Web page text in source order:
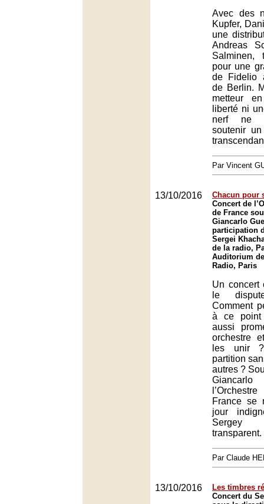
Avec des
Kupfer,
une
Andreas
Salminen,
pour une
de Fidelio
de Berlin.
metteur
liberté ni
nerf ne
soutenir
Par Vincent
13/10/2016
Chacun pour
Concert de
de France
Giancarlo
participation
Sergei
de la radio,
Auditorium
Radio, Paris
Un concert
le
Comment
à ce point
aussi
orchestre
les unir
partition
autres ?
France se
jour
Sergey
transparent.
Par Claude
13/10/2016
Les timbres
Concert du